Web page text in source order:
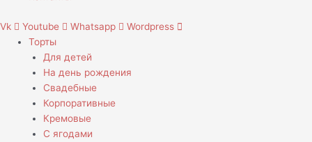
Vk Youtube Whatsapp
Wordpress
Торты
Для детей
На день рождения
Свадебные
Корпоративные
Кремовые
С ягодами